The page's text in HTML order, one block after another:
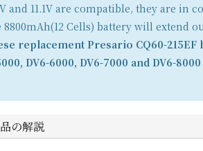
and 11.1V are compatible, they are in
8800mAh(12 Cells) battery will
replacement Presario CQ60-215EF
DV6-6000, DV6-7000 and DV6-
の解説